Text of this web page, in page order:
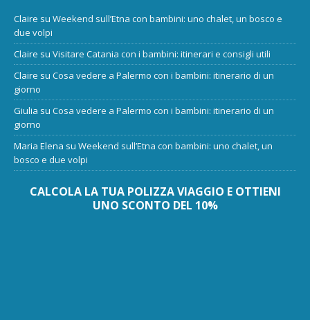
Claire su Weekend sull’Etna con bambini: uno chalet, un bosco e
due volpi
Claire su Visitare Catania con i bambini: itinerari e consigli utili
Claire su Cosa vedere a Palermo con i bambini: itinerario di un
giorno
Giulia su Cosa vedere a Palermo con i bambini: itinerario di un
giorno
Maria Elena su Weekend sull’Etna con bambini: uno chalet, un
bosco e due volpi
CALCOLA LA TUA POLIZZA VIAGGIO E OTTIENI
UNO SCONTO DEL 10%